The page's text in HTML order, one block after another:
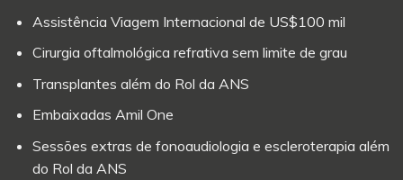
Assistência Viagem Internacional de US$100 mil
Cirurgia oftalmológica refrativa sem limite de grau
Transplantes além do Rol da ANS
Embaixadas Amil One
Sessões extras de fonoaudiologia e escleroterapia além
do Rol da ANS